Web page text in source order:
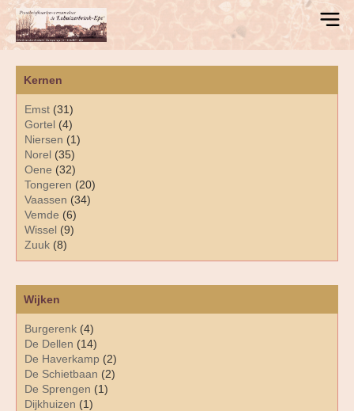
Kernen
Emst (31)
Gortel (4)
Niersen (1)
Norel (35)
Oene (32)
Tongeren (20)
Vaassen (34)
Vemde (6)
Wissel (9)
Zuuk (8)
Wijken
Burgerenk (4)
De Dellen (14)
De Haverkamp (2)
De Schietbaan (2)
De Sprengen (1)
Dijkhuizen (1)